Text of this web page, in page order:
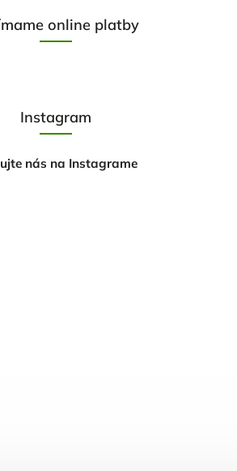
online platby
Instagram
nás na Instagrame